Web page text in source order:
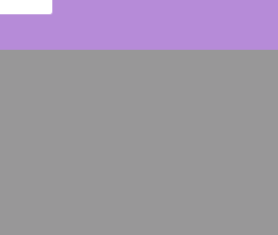
開きます))
ウで開きます))
ウィンドウで開きます))